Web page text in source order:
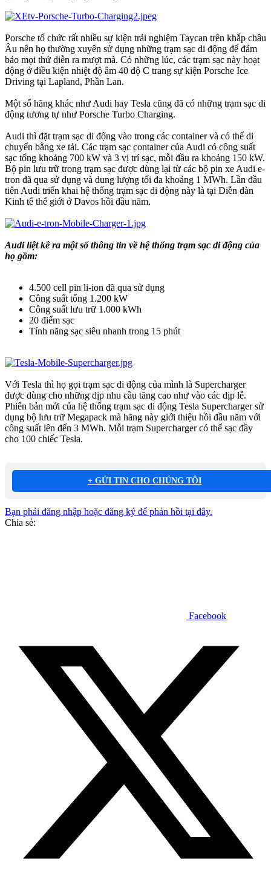
Porsche tổ chức rất nhiều sự kiện trải nghiệm Taycan trên khắp châu
Âu nên họ thường xuyên sử dụng những trạm sạc di động để đảm
bảo mọi thứ diễn ra mượt mà. Có những lúc, các trạm sạc này hoạt
động ở điều kiện nhiệt độ âm 40 độ C trang sự kiện Porsche Ice
Driving tại Lapland, Phần Lan.
Một số hãng khác như Audi hay Tesla cũng đã có những trạm sạc di
động tương tự như Porsche Turbo Charging.
Audi thì đặt trạm sạc di động vào trong các container và có thể di
chuyển bằng xe tải. Các trạm sạc container của Audi có công suất
sạc tổng khoảng 700 kW và 3 vị trí sạc, mỗi đầu ra khoảng 150 kW.
Bộ pin lưu trữ trong trạm sạc được dùng lại từ các bộ pin xe Audi e-
tron đã qua sử dụng và dung lượng tối đa khoảng 1 MWh. Lần đầu
tiên Audi triển khai hệ thống trạm sạc di động này là tại Diễn đàn
Kinh tế thế giới ở Davos hồi đầu năm.
Audi liệt kê ra một số thông tin về hệ thống trạm sạc di động của
họ gồm:
4.500 cell pin li-ion đã qua sử dụng
Công suất tổng 1.200 kW
Công suất lưu trữ 1.000 kWh
20 điểm sạc
Tính năng sạc siêu nhanh trong 15 phút
Với Tesla thì họ gọi trạm sạc di động của mình là Supercharger
được dùng cho những dịp nhu cầu tăng cao như vào các dịp lễ.
Phiên bản mới của hệ thống trạm sạc di động Tesla Supercharger sử
dụng bộ lưu trữ Megapack mà hãng này giới thiệu hồi đầu năm với
công suất lên đến 3 MWh. Mỗi trạm Supercharger có thể sạc đầy
cho 100 chiếc Tesla.
+ GỬI TIN CHO CHÚNG TÔI
Bạn phải đăng nhập hoặc đăng ký để phản hồi tại đây.
Chia sẻ:
Facebook